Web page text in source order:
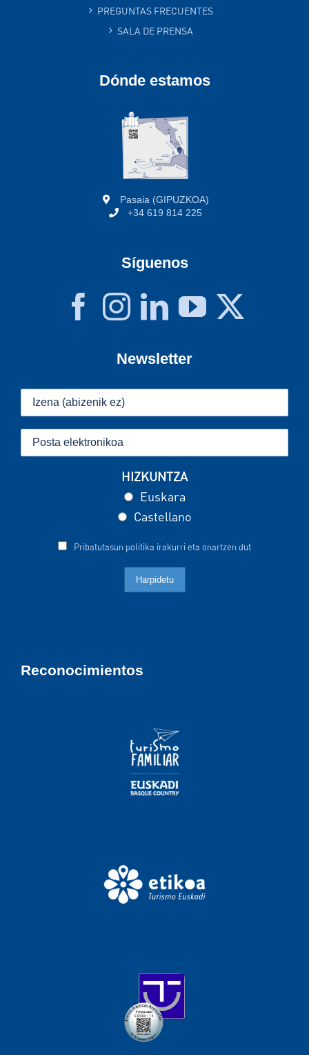
PREGUNTAS FRECUENTES
SALA DE PRENSA
Dónde estamos
Pasaia (GIPUZKOA)
+34 619 814 225
Síguenos
Newsletter
HIZKUNTZA
Euskara
Castellano
Pribatutasun politika irakurri eta onartzen dut
Reconocimientos